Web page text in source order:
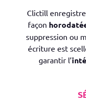
Clictill
façon
suppression ou
écriture est
garantir l’